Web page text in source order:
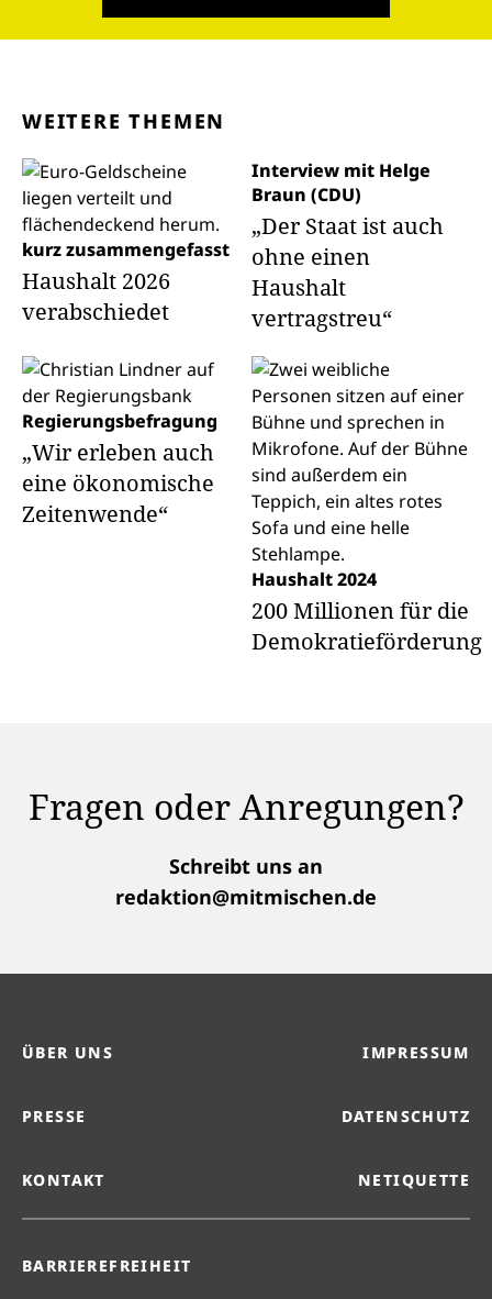
WEITERE THEMEN
kurz zusammengefasst
Haushalt 2026
verabschiedet
Interview mit Helge
Braun (CDU)
„Der Staat ist auch
ohne einen
Haushalt
vertragstreu“
Regierungsbefragung
„Wir erleben auch
eine ökonomische
Zeitenwende“
Haushalt 2024
200 Millionen für die
Demokratieförderung
Fragen oder Anregungen?
Schreibt uns an
redaktion@mitmischen.de
ÜBER UNS IMPRESSUM
PRESSE DATENSCHUTZ
KONTAKT NETIQUETTE
BARRIEREFREIHEIT